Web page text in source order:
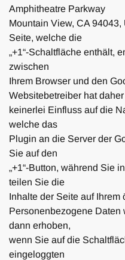
Amphitheatre Parkway
Mountain View, CA
Seite, welche die
„+1“-Schaltfläche enthält,
zwischen
Ihrem Browser und den
Websitebetreiber hat daher
keinerlei Einfluss auf die
welche das
Plugin an die Server der
Sie auf den
„+1“-Button, während Sie
teilen Sie die
Inhalte der Seite auf Ihrem
Personenbezogene Daten
dann erhoben,
wenn Sie auf die
eingeloggten